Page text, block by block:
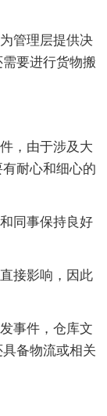
管理层提供决
要进行货物搬
，由于涉及大
耐心和细心的
同事保持良好
接影响，因此
事件，仓库文
备物流或相关